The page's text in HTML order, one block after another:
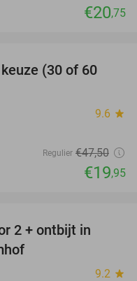
€20,75
58%
(30 of 60
9.6 star
Regulier €47,50
€19,95
2 + ontbijt in
9.2 star